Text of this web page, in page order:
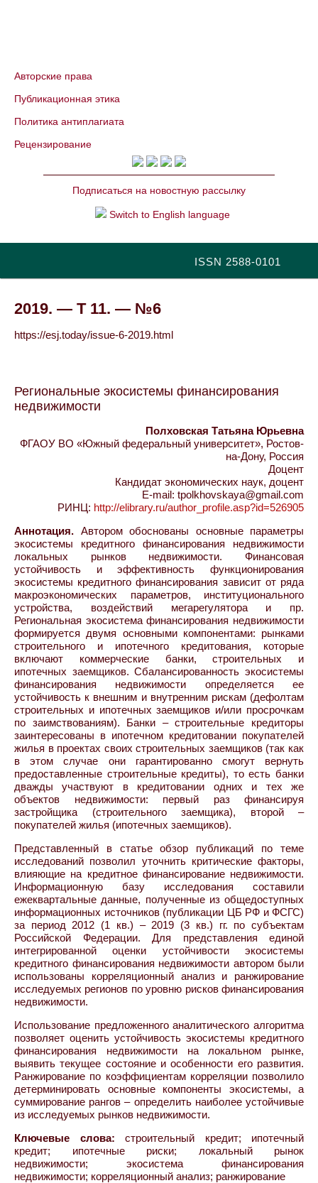
Авторские права
Публикационная этика
Политика антиплагиата
Рецензирование
Подписаться на новостную рассылку
Switch to English language
ISSN 2588-0101
2019. — Т 11. — №6
https://esj.today/issue-6-2019.html
Региональные экосистемы финансирования
недвижимости
Полховская Татьяна Юрьевна
ФГАОУ ВО «Южный федеральный университет», Ростов-
на-Дону, Россия
Доцент
Кандидат экономических наук, доцент
E-mail: tpolkhovskaya@gmail.com
РИНЦ: http://elibrary.ru/author_profile.asp?id=526905
Аннотация. Автором обоснованы основные параметры
экосистемы кредитного финансирования недвижимости
локальных рынков недвижимости. Финансовая
устойчивость и эффективность функционирования
экосистемы кредитного финансирования зависит от ряда
макроэкономических параметров, институционального
устройства, воздействий мегарегулятора и пр.
Региональная экосистема финансирования недвижимости
формируется двумя основными компонентами: рынками
строительного и ипотечного кредитования, которые
включают коммерческие банки, строительных и
ипотечных заемщиков. Сбалансированность экосистемы
финансирования недвижимости определяется ее
устойчивость к внешним и внутренним рискам (дефолтам
строительных и ипотечных заемщиков и/или просрочкам
по заимствованиям). Банки – строительные кредиторы
заинтересованы в ипотечном кредитовании покупателей
жилья в проектах своих строительных заемщиков (так как
в этом случае они гарантированно смогут вернуть
предоставленные строительные кредиты), то есть банки
дважды участвуют в кредитовании одних и тех же
объектов недвижимости: первый раз финансируя
застройщика (строительного заемщика), второй –
покупателей жилья (ипотечных заемщиков).
Представленный в статье обзор публикаций по теме
исследований позволил уточнить критические факторы,
влияющие на кредитное финансирование недвижимости.
Информационную базу исследования составили
ежеквартальные данные, полученные из общедоступных
информационных источников (публикации ЦБ РФ и ФСГС)
за период 2012 (1 кв.) – 2019 (3 кв.) гг. по субъектам
Российской Федерации. Для представления единой
интегрированной оценки устойчивости экосистемы
кредитного финансирования недвижимости автором были
использованы корреляционный анализ и ранжирование
исследуемых регионов по уровню рисков финансирования
недвижимости.
Использование предложенного аналитического алгоритма
позволяет оценить устойчивость экосистемы кредитного
финансирования недвижимости на локальном рынке,
выявить текущее состояние и особенности его развития.
Ранжирование по коэффициентам корреляции позволило
детерминировать основные компоненты экосистемы, а
суммирование рангов – определить наиболее устойчивые
из исследуемых рынков недвижимости.
Ключевые слова: строительный кредит; ипотечный
кредит; ипотечные риски; локальный рынок
недвижимости; экосистема финансирования
недвижимости; корреляционный анализ; ранжирование